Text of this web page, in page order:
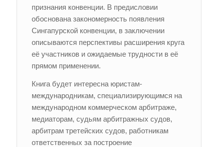
признания конвенции. В предисловии
обоснована закономерность появления
Сингапурской конвенции, в заключении
описываются перспективы расширения круга
её участников и ожидаемые трудности в её
прямом применении.
Книга будет интересна юристам-
международникам, специализирующимся на
международном коммерческом арбитраже,
медиаторам, судьям арбитражных судов,
арбитрам третейских судов, работникам
ответственных за построение